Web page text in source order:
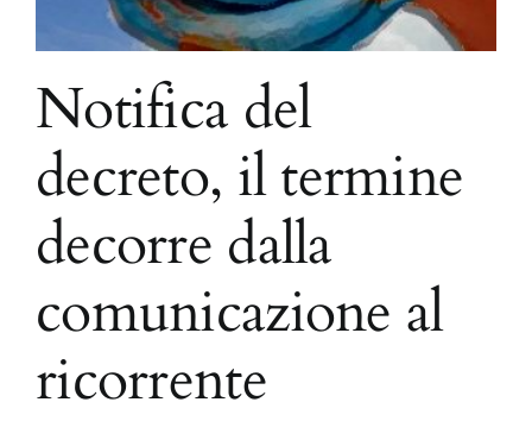
Notifica del
decreto, il termine
decorre dalla
comunicazione al
ricorrente